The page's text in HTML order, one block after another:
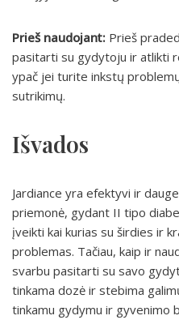
Prieš naudojant: Prieš
pasitarti su gydytoju ir atlikti
ypač jei turite inkstų
sutrikimų.
Išvados
Jardiance yra efektyvi ir
priemonė, gydant II tipo
įveikti kai kurias su širdies ir
problemas. Tačiau, kaip ir
svarbu pasitarti su savo
tinkama dozė ir stebima
tinkamu gydymu ir gyvenimo